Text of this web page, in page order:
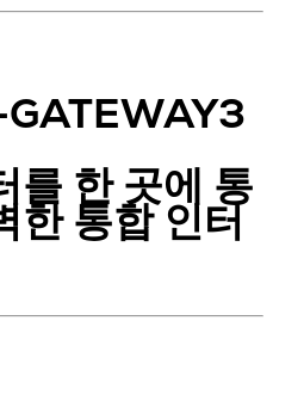
를 한 곳에 통
한 통합 인터